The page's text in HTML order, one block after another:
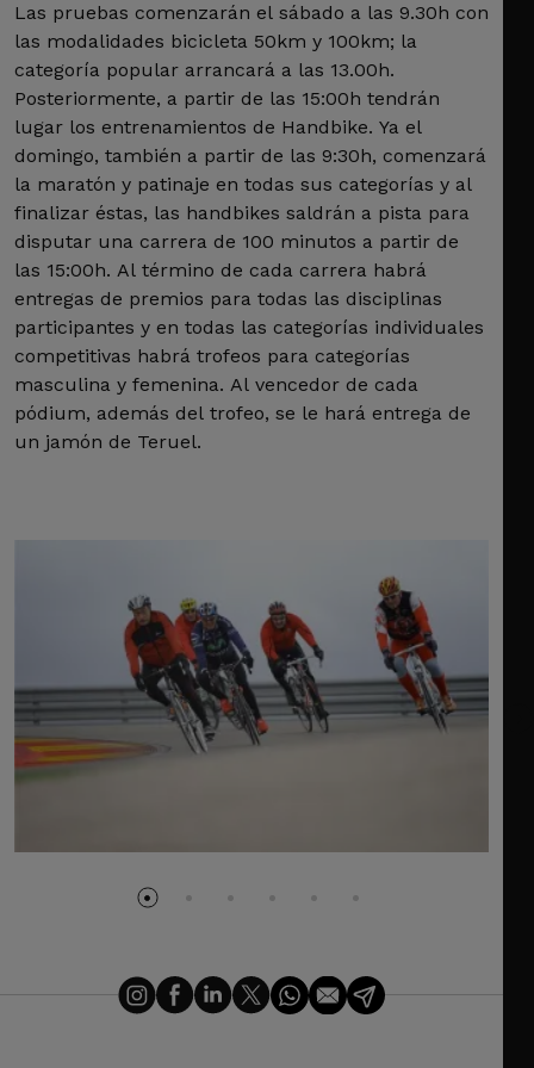
Las pruebas comenzarán el sábado a las 9.30h con
las modalidades bicicleta 50km y 100km; la
categoría popular arrancará a las 13.00h.
Posteriormente, a partir de las 15:00h tendrán
lugar los entrenamientos de Handbike. Ya el
domingo, también a partir de las 9:30h, comenzará
la maratón y patinaje en todas sus categorías y al
finalizar éstas, las handbikes saldrán a pista para
disputar una carrera de 100 minutos a partir de
las 15:00h. Al término de cada carrera habrá
entregas de premios para todas las disciplinas
participantes y en todas las categorías individuales
competitivas habrá trofeos para categorías
masculina y femenina. Al vencedor de cada
pódium, además del trofeo, se le hará entrega de
un jamón de Teruel.